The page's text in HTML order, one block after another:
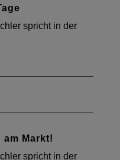
spricht in der
am Markt!
spricht in der